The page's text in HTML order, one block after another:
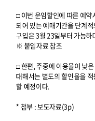
□ 이번 운임할인에 따른 예
되어 있는 예매기간을 단계
구입은 3월 23일부터 가능하
※ 붙임자료 참조
□ 한편, 주중에 이용율이 낮
대해서는 별도의 할인율을
할 예정이다.
* 첨부 : 보도자료(3p)